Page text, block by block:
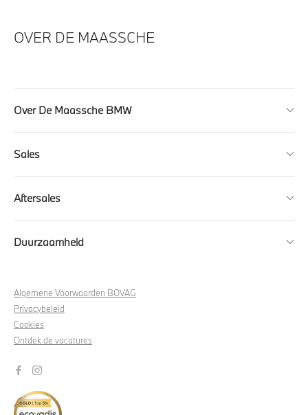
OVER DE MAASSCHE
Over De Maassche BMW
Sales
Aftersales
Duurzaamheid
Algemene Voorwaarden BOVAG
Privacybeleid
Cookies
Ontdek de vacatures